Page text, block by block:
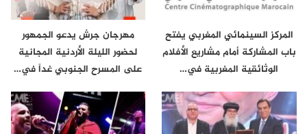
المركز السينمائي المغربي يفتح
باب المشاركة أمام مشاريع الأفلام
الوثائقية المغربية في…
مهرجان جرش يدعو الجمهور
لحضور الليلة الأردنية المجانية
على المسرح الجنوبي غداً في…